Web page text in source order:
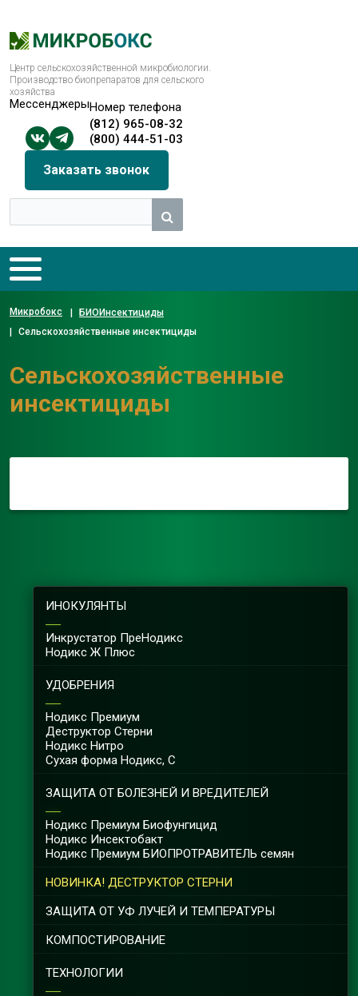
Центр сельскохозяйственной микробиологии.
Производство биопрепаратов для сельского
хозяйства
МессенджерыНомер телефона
(812) 965-08-32
(800) 444-51-03
Заказать звонок
Микробокс | БИОИнсектициды
| Сельскохозяйственные инсектициды
Сельскохозяйственные
инсектициды
ИНОКУЛЯНТЫ
Инкрустатор ПреНодикс
Нодикс Ж Плюс
УДОБРЕНИЯ
Нодикс Премиум
Деструктор Cтерни
Нодикс Нитро
Сухая форма Нодикс, С
ЗАЩИТА ОТ БОЛЕЗНЕЙ И ВРЕДИТЕЛЕЙ
Нодикс Премиум Биофунгицид
Нодикс Инсектобакт
Нодикс Премиум БИОПРОТРАВИТЕЛЬ семян
НОВИНКА! ДЕСТРУКТОР СТЕРНИ
ЗАЩИТА ОТ УФ ЛУЧЕЙ И ТЕМПЕРАТУРЫ
КОМПОСТИРОВАНИЕ
ТЕХНОЛОГИИ